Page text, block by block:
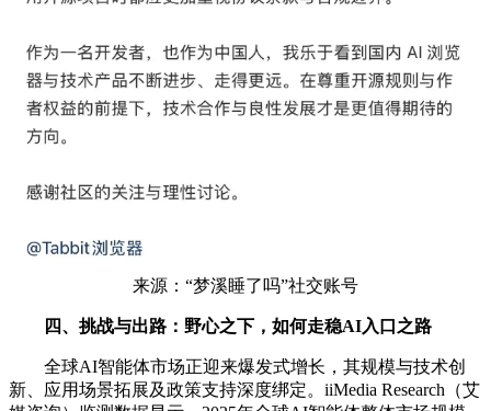
来源：“梦溪睡了吗”社交账号
四、挑战与出路：野心之下，如何走稳AI入口之路
全球AI智能体市场正迎来爆发式增长，其规模与技术创
新、应用场景拓展及政策支持深度绑定。iiMedia Research（艾